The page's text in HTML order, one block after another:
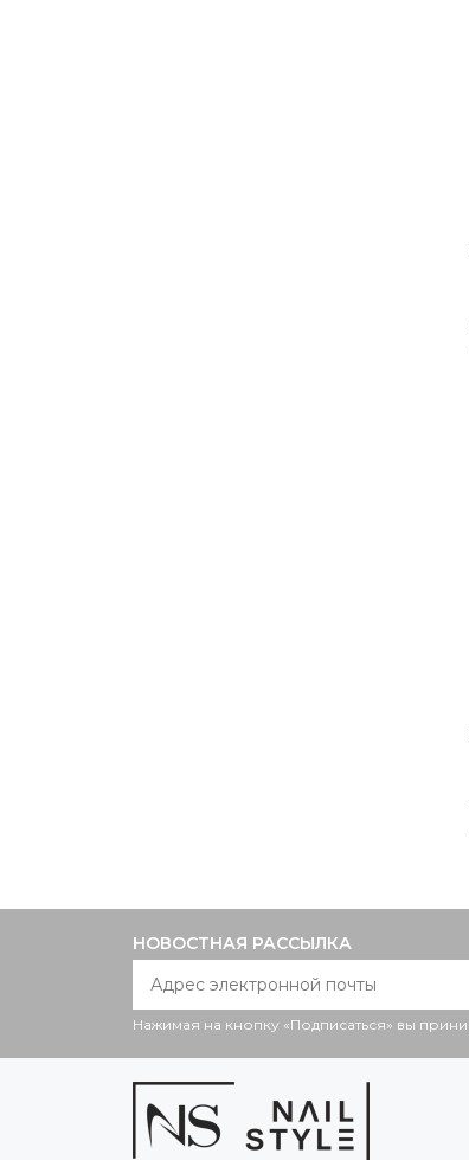
НОВОСТНАЯ РАССЫЛКА
Нажимая на кнопку «Подписаться» вы